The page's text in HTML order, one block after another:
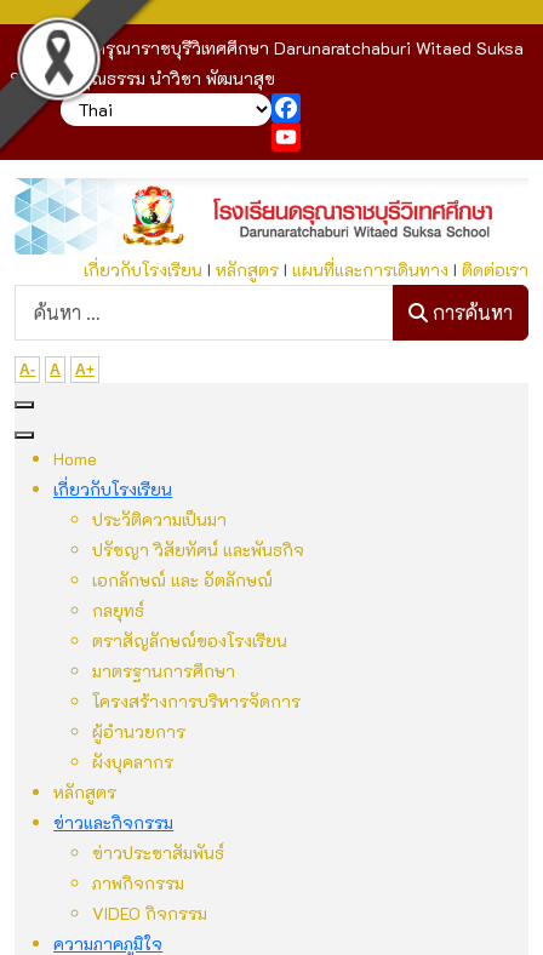
โรงเรียนดรุณาราชบุรีวิเทศศึกษา Darunaratchaburi Witaed Suksa
School : คุณธรรม นำวิชา พัฒนาสุข
YouTube
เกี่ยวกับโรงเรียนI หลักสูตรI แผนที่และการเดินทาง I ติดต่อเรา
ก
การค้นหา
A- A A+
Home
เกี่ยวกับโรงเรียน
ประวัติความเป็นมา
ปรัชญา วิสัยทัศน์ และพันธกิจ
เอกลักษณ์ และ อัตลักษณ์
กลยุทธ์
ตราสัญลักษณ์ของโรงเรียน
มาตรฐานการศึกษา
โครงสร้างการบริหารจัดการ
ผู้อำนวยการ
ผังบุคลากร
หลักสูตร
ข่าวและกิจกรรม
ข่าวประชาสัมพันธ์
ภาพกิจกรรม
VIDEO กิจกรรม
ความภาคภูมิใจ